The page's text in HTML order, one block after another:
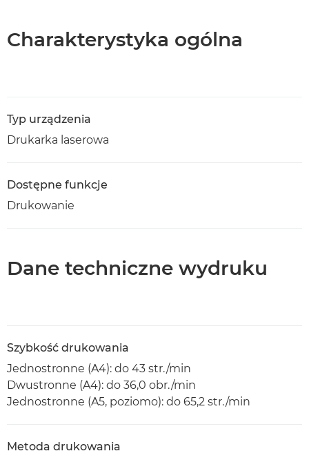
Charakterystyka ogólna
Typ urządzenia
Drukarka laserowa
Dostępne funkcje
Drukowanie
Dane techniczne wydruku
Szybkość drukowania
Jednostronne (A4): do 43 str./min
Dwustronne (A4): do 36,0 obr./min
Jednostronne (A5, poziomo): do 65,2 str./min
Metoda drukowania